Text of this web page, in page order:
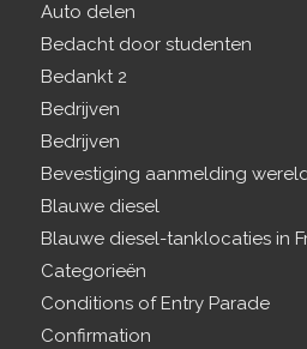
Auto delen
Bedacht door studenten
Bedankt 2
Bedrijven
Bedrijven
Bevestiging aanmelding
Blauwe diesel
Blauwe diesel-tanklocaties in
Categorieën
Conditions of Entry Parade
Confirmation